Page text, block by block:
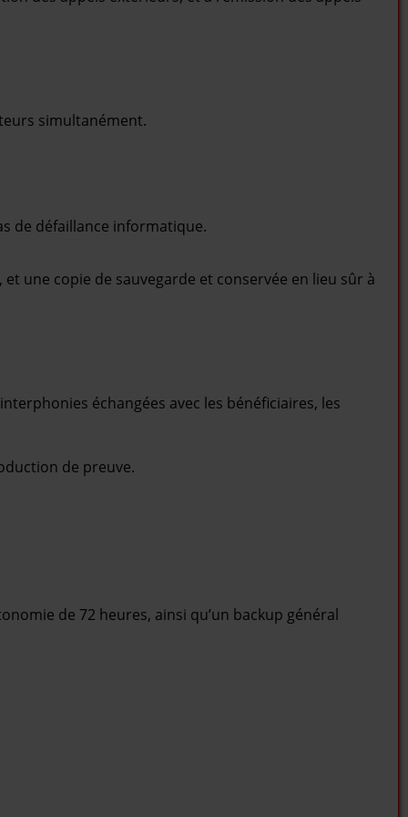
simultanément.
de défaillance informatique.
une copie de sauvegarde et conservée en lieu sûr à
échangées avec les bénéficiaires, les
de preuve.
de 72 heures, ainsi qu’un backup général